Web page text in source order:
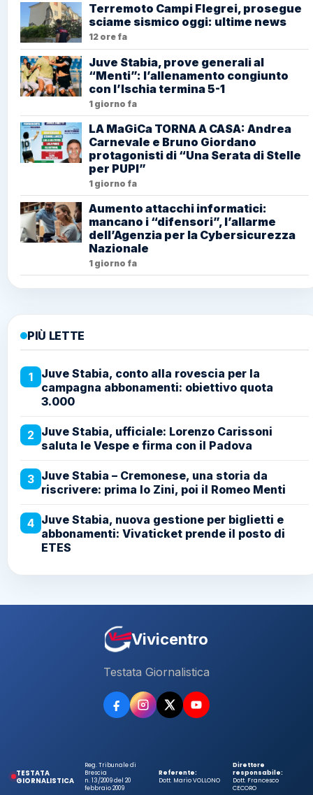
Terremoto Campi Flegrei, prosegue
sciame sismico oggi: ultime news
12 ore fa
Juve Stabia, prove generali al
“Menti”: l’allenamento congiunto
con l’Ischia termina 5-1
1 giorno fa
LA MaGiCa TORNA A CASA: Andrea
Carnevale e Bruno Giordano
protagonisti di “Una Serata di Stelle
per PUPI”
1 giorno fa
Aumento attacchi informatici:
mancano i “difensori”, l’allarme
dell’Agenzia per la Cybersicurezza
Nazionale
1 giorno fa
PIÙ LETTE
1
Juve Stabia, conto alla rovescia per la
campagna abbonamenti: obiettivo quota
3.000
2 Juve Stabia, ufficiale: Lorenzo Carissoni
saluta le Vespe e firma con il Padova
3 Juve Stabia – Cremonese, una storia da
riscrivere: prima lo Zini, poi il Romeo Menti
4 Juve Stabia, nuova gestione per biglietti e
abbonamenti: Vivaticket prende il posto di
ETES
Vivicentro
Testata Giornalistica
TESTATA
GIORNALISTICA
Reg. Tribunale di
Brescia
n. 13/2009 del 20
febbraio 2009
Referente:
Dott. Mario VOLLONO
Direttore
responsabile:
Dott. Francesco
CECORO